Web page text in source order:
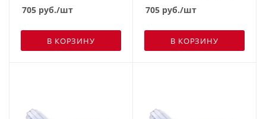
705 руб./шт
В КОРЗИНУ
705 руб./шт
В КОРЗИНУ